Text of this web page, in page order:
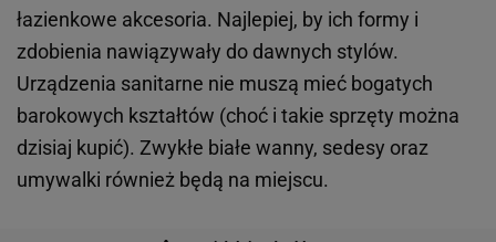
łazienkowe akcesoria. Najlepiej, by ich formy i
zdobienia nawiązywały do dawnych stylów.
Urządzenia sanitarne nie muszą mieć bogatych
barokowych kształtów (choć i takie sprzęty można
dzisiaj kupić). Zwykłe białe wanny, sedesy oraz
umywalki również będą na miejscu.